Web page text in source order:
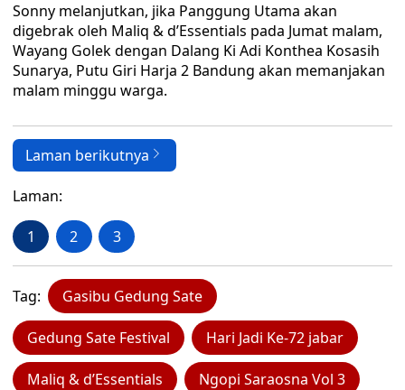
Sonny melanjutkan, jika Panggung Utama akan
digebrak oleh Maliq & d’Essentials pada Jumat malam,
Wayang Golek dengan Dalang Ki Adi Konthea Kosasih
Sunarya, Putu Giri Harja 2 Bandung akan memanjakan
malam minggu warga.
Laman berikutnya
Laman:
1 2 3
Tag: Gasibu Gedung Sate
Gedung Sate Festival Hari Jadi Ke-72 jabar
Maliq & d’Essentials Ngopi Saraosna Vol 3